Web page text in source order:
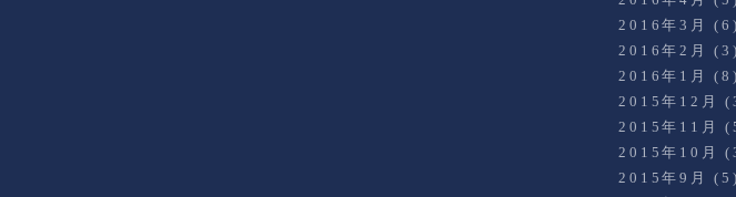
2016年3月
(6)
2016年2月
(3)
2016年1月
(8)
2015年12月
2015年11月
2015年10月
2015年9月
(5)